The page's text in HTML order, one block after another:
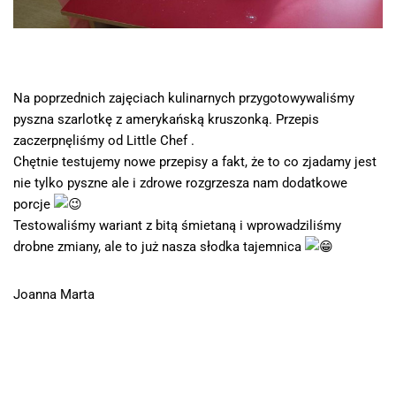
Na poprzednich zajęciach kulinarnych przygotowywaliśmy
pyszna szarlotkę z amerykańską kruszonką. Przepis
zaczerpnęliśmy od Little Chef .
Chętnie testujemy nowe przepisy a fakt, że to co zjadamy jest
nie tylko pyszne ale i zdrowe rozgrzesza nam dodatkowe
porcje
Testowaliśmy wariant z bitą śmietaną i wprowadziliśmy
drobne zmiany, ale to już nasza słodka tajemnica
Joanna Marta